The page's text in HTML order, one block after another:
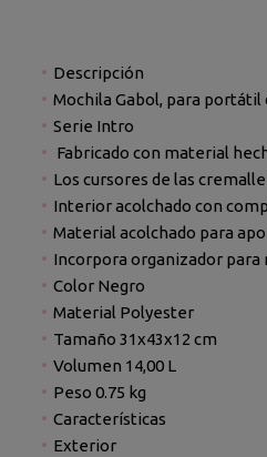
Descripción
Mochila Gabol, para portátil
Serie Intro
Fabricado con material
Los cursores de las
Interior acolchado con
Material acolchado para
Incorpora organizador
Color Negro
Material Polyester
Tamaño 31x43x12 cm
Volumen 14,00 L
Peso 0.75 kg
Características
Exterior